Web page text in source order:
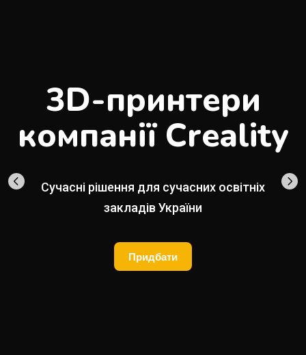
3D-принтери
компанії Creality
Сучасні рішення для сучасних освітніх
закладів України
Придбати